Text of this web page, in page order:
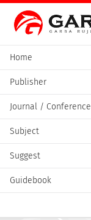
Home
Publisher
Journal / Conference
Subject
Suggest
Guidebook